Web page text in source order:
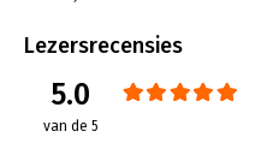
Bestandsformaat:
Uitgever:
Boom
Verschijningsdatum:
Lezersrecensies
5.0
van de 5